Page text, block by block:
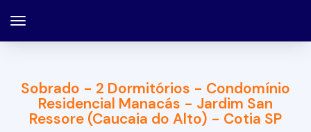
Sobrado - 2 Dormitórios - Condomínio
Residencial Manacás - Jardim San
Ressore (Caucaia do Alto) - Cotia SP